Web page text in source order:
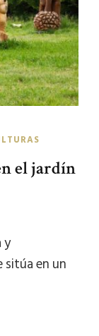
el jardín
y
en un